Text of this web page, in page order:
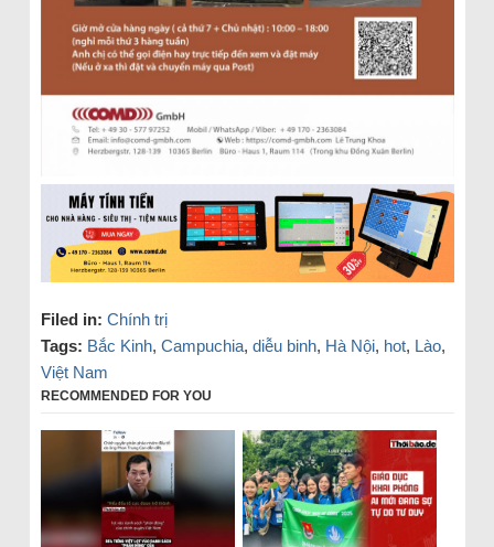
Filed in: Chính trị
Tags: Bắc Kinh, Campuchia, diễu binh, Hà Nội, hot, Lào,
Việt Nam
RECOMMENDED FOR YOU